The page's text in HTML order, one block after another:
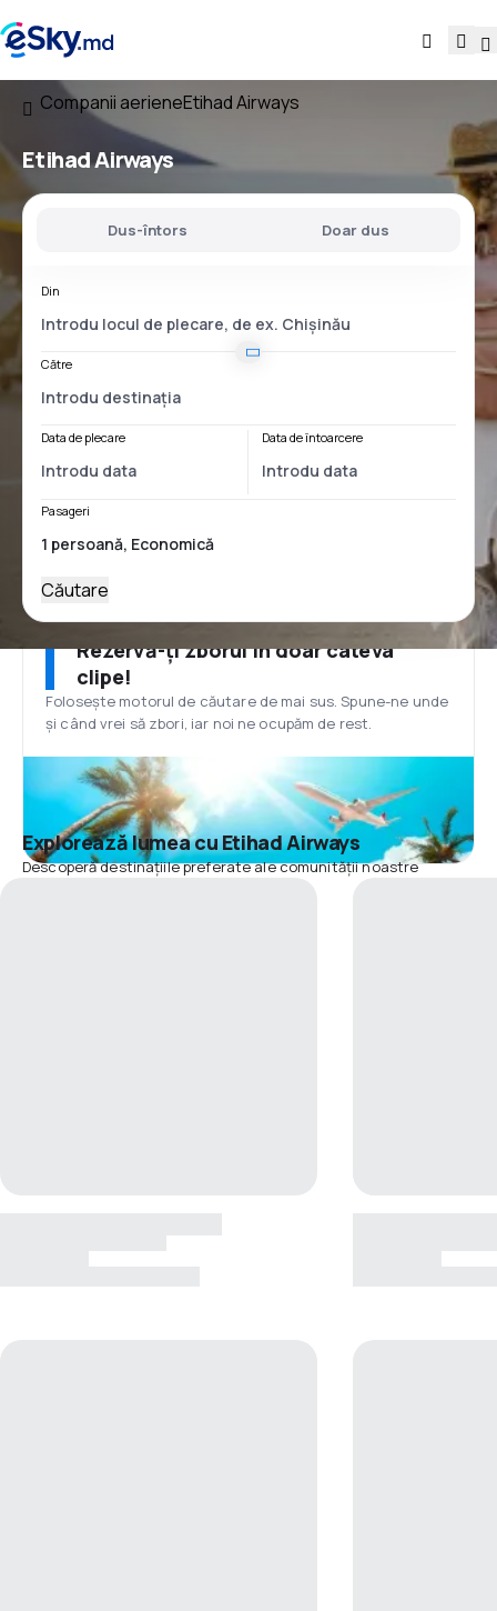
Companii aerieneEtihad Airways
Etihad Airways
Dus-întors Doar dus
Din
Către
Data de plecare Data de întoarcere
Pasageri
Căutare
Rezervă-ți zborul în doar câteva
clipe!
Folosește motorul de căutare de mai sus. Spune-ne unde
și când vrei să zbori, iar noi ne ocupăm de rest.
Explorează lumea cu Etihad Airways
Descoperă destinațiile preferate ale comunității noastre